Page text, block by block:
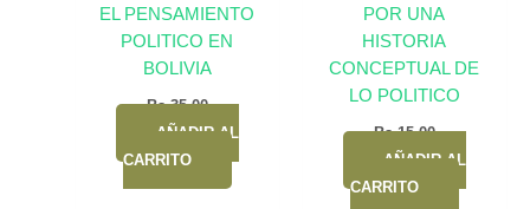
EL PENSAMIENTO
POLITICO EN
BOLIVIA
Bs.35,00
AÑADIR AL
CARRITO
POR UNA
HISTORIA
CONCEPTUAL DE
LO POLITICO
Bs.15,00
AÑADIR AL
CARRITO